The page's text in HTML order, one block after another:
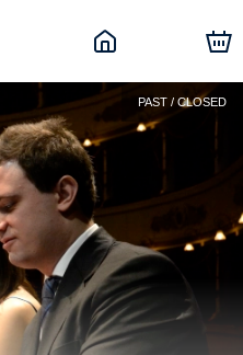
PAST / CLOSED